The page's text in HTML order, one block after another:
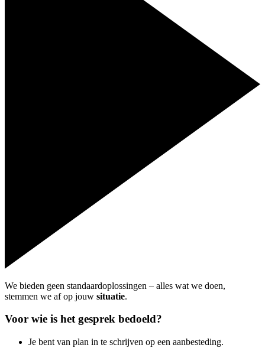
We bieden geen standaardoplossingen – alles wat we doen,
stemmen we af op jouw situatie.
Voor wie is het gesprek bedoeld?
Je bent van plan in te schrijven op een aanbesteding.